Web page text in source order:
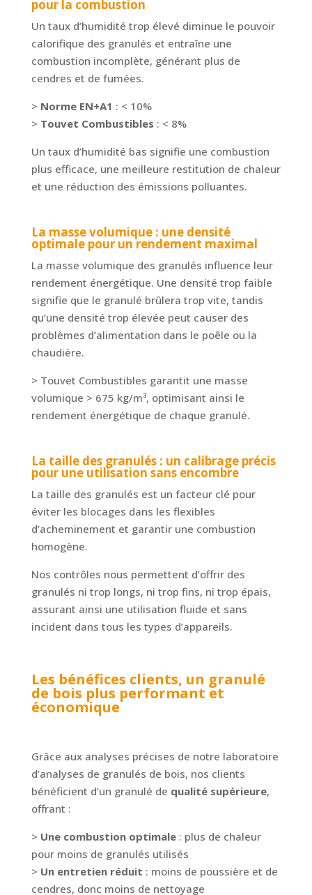
pour la combustion
Un taux d’humidité trop élevé diminue le pouvoir
calorifique des granulés et entraîne une
combustion incomplète, générant plus de
cendres et de fumées.
> Norme EN+A1 : < 10%
> Touvet Combustibles : < 8%
Un taux d’humidité bas signifie une combustion
plus efficace, une meilleure restitution de chaleur
et une réduction des émissions polluantes.
La masse volumique : une densité
optimale pour un rendement maximal
La masse volumique des granulés influence leur
rendement énergétique. Une densité trop faible
signifie que le granulé brûlera trop vite, tandis
qu’une densité trop élevée peut causer des
problèmes d’alimentation dans le poêle ou la
chaudière.
> Touvet Combustibles garantit une masse
volumique > 675 kg/m³, optimisant ainsi le
rendement énergétique de chaque granulé.
La taille des granulés : un calibrage précis
pour une utilisation sans encombre
La taille des granulés est un facteur clé pour
éviter les blocages dans les flexibles
d’acheminement et garantir une combustion
homogène.
Nos contrôles nous permettent d’offrir des
granulés ni trop longs, ni trop fins, ni trop épais,
assurant ainsi une utilisation fluide et sans
incident dans tous les types d’appareils.
Les bénéfices clients, un granulé
de bois plus performant et
économique
Grâce aux analyses précises de notre laboratoire
d’analyses de granulés de bois, nos clients
bénéficient d’un granulé de qualité supérieure,
offrant :
> Une combustion optimale: plus de chaleur
pour moins de granulés utilisés
> Un entretien réduit : moins de poussière et de
cendres, donc moins de nettoyage